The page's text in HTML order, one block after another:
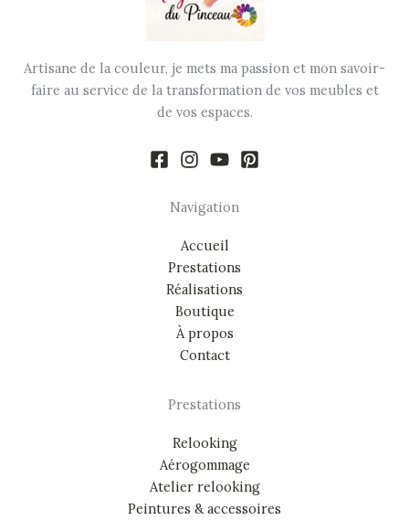
Artisane de la couleur, je mets ma passion et mon savoir-
faire au service de la transformation de vos meubles et
de vos espaces.
Navigation
Accueil
Prestations
Réalisations
Boutique
À propos
Contact
Prestations
Relooking
Aérogommage
Atelier relooking
Peintures & accessoires